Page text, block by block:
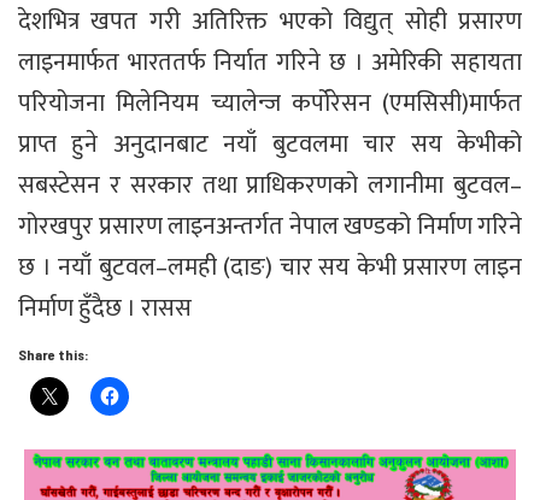
देशभित्र खपत गरी अतिरिक्त भएको विद्युत् सोही प्रसारण
लाइनमार्फत भारततर्फ निर्यात गरिने छ । अमेरिकी सहायता
परियोजना मिलेनियम च्यालेन्ज कर्पोरेसन (एमसिसी)मार्फत
प्राप्त हुने अनुदानबाट नयाँ बुटवलमा चार सय केभीको
सबस्टेसन र सरकार तथा प्राधिकरणको लगानीमा बुटवल–
गोरखपुर प्रसारण लाइनअन्तर्गत नेपाल खण्डको निर्माण गरिने
छ । नयाँ बुटवल–लमही (दाङ) चार सय केभी प्रसारण लाइन
निर्माण हुँदैछ । रासस
Share this: